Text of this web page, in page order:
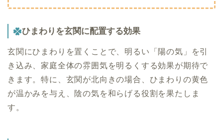
ひまわりを玄関に配置する効果
玄関にひまわりを置くことで、明るい「陽の気」を引
き込み、家庭全体の雰囲気を明るくする効果が期待で
きます。特に、玄関が北向きの場合、ひまわりの黄色
が温かみを与え、陰の気を和らげる役割を果たしま
す。